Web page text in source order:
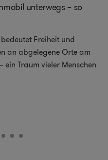
unterwegs – so
Freiheit und
an abgelegene Orte am
Traum vieler Menschen